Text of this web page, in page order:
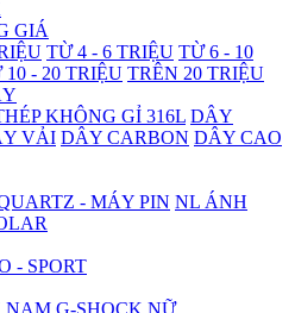
GIÁ
TỪ 4 - 6 TRIỆU TỪ 6 - 10
10 - 20 TRIỆU TRÊN 20 TRIỆU
KHÔNG GỈ 316L DÂY
VẢI DÂY CARBON DÂY CAO
- MÁY PIN NL ÁNH
- SPORT
NAM G-SHOCK NỮ